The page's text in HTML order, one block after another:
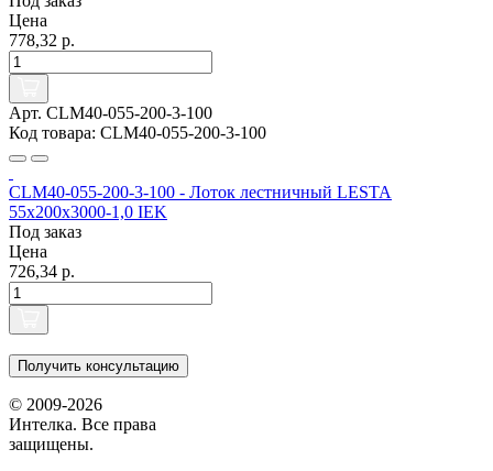
Цена
778,32 р.
Арт. CLM40-055-200-3-100
Код товара: CLM40-055-200-3-100
CLM40-055-200-3-100 - Лоток лестничный LESTA
55х200х3000-1,0 IEK
Под заказ
Цена
726,34 р.
Получить консультацию
© 2009-2026
Интелка. Все права
защищены.